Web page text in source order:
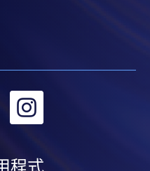
轉
程式